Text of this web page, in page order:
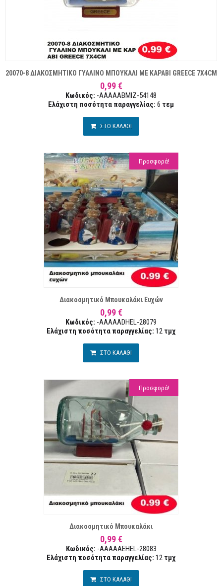
20070-8 ΔΙΑΚΟΣΜΗΤΙΚΟ ΓΥΑΛΙΝΟ ΜΠΟΥΚΑΛΙ ΜΕ ΚΑΡΑΒΙ GREECE 7Χ4CM
0,99 €
Κωδικός: -AAAAABMIZ-54148
Ελάχιστη ποσότητα παραγγελίας: 6 τεμ
ΣΤΟ ΚΑΛΑΘΙ
Προσφορά!
Διακοσμητικό Μπουκαλάκι Ευχών
0,99 €
Κωδικός: -AAAAADHEL-28079
Ελάχιστη ποσότητα παραγγελίας: 12 τμχ
ΣΤΟ ΚΑΛΑΘΙ
Προσφορά!
Διακοσμητικό Μπουκαλάκι
0,99 €
Κωδικός: -AAAAAEHEL-28083
Ελάχιστη ποσότητα παραγγελίας: 12 τμχ
ΣΤΟ ΚΑΛΑΘΙ